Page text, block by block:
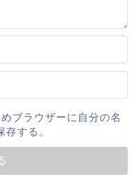
ブラウザーに自分の名
する。